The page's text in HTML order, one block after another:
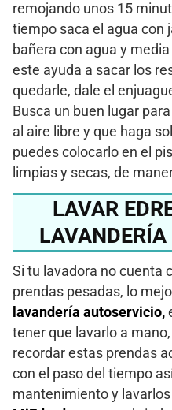
remojando unos 15
tiempo saca el agua con
bañera con agua y
este ayuda a sacar los
quedarle, dale el
Busca un buen lugar
al aire libre y que haga
puedes colocarlo en el
limpias y secas, de
LAVAR
Si tu lavadora no cuenta
prendas pesadas, lo
lavandería autoservicio,
tener que lavarlo a
recordar estas prendas
con el paso del tiempo
mantenimiento y